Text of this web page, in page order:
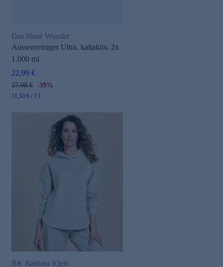
Das blaue Wunder
Aussenreiniger Ultra, kaltaktiv, 2x
1.000 ml
22,99 €
37,98 € -39%
11,50 € / 1 l
BK Barbara Klein